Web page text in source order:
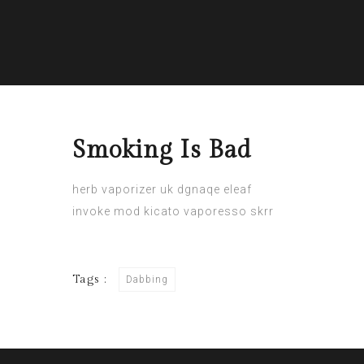
Smoking Is Bad
herb vaporizer uk dgnaqe eleaf
invoke mod kicato vaporesso skrr
Tags : Dabbing